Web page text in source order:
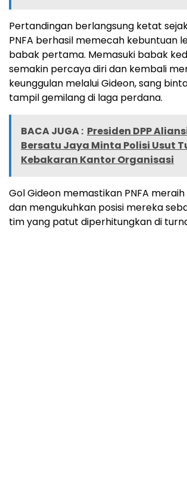
Pertandingan berlangsung ketat
PNFA berhasil memecah kebuntuan
babak pertama. Memasuki babak
semakin percaya diri dan kembali
keunggulan melalui Gideon, sang
tampil gemilang di laga perdana.
BACA JUGA : Presiden DPP
Bersatu Jaya Minta Polisi Usut
Kebakaran Kantor Organisasi
Gol Gideon memastikan PNFA
dan mengukuhkan posisi mereka
tim yang patut diperhitungkan di